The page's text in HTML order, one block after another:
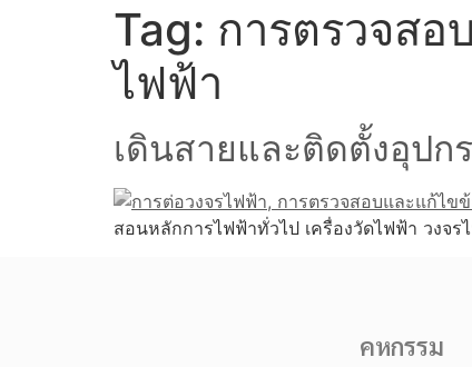
Tag: การตรวจส
ไฟฟ้า
เดินสายและติดตั้งอุป
สอนหลักการไฟฟ้าทั่วไป เครื่องวัดไฟฟ้า วงจ
คหกรรม